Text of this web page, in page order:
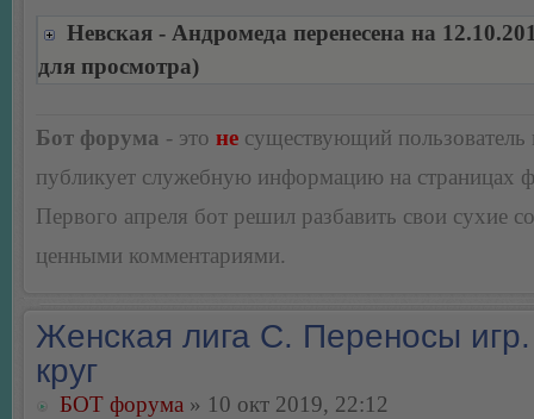
Невская - Андромеда перенесена на
для просмотра)
Бот форума - это не существующий пользователь
публикует служебную информацию на страницах
Первого апреля бот решил разбавить свои сухие
ценными комментариями.
Женская лига С. Переносы
круг
БОТ форума » 10 окт 2019, 22:12